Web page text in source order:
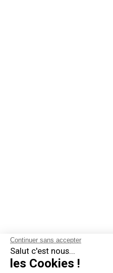
Continuer sans accepter
Salut c'est nous...
les Cookies !